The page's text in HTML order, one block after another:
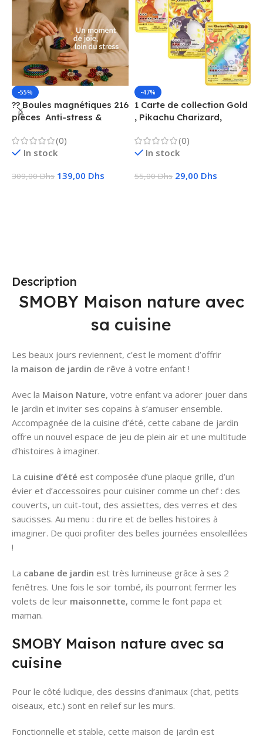
-55%
?? Boules magnétiques 216
pièces  Anti-stress &
(0)
In stock
309,00Dhs 139,00 Dhs
-47%
1 Carte de collection Gold
, Pikachu Charizard,
(0)
In stock
55,00Dhs 29,00 Dhs
Description
SMOBY Maison nature avec
sa cuisine
Les beaux jours reviennent, c’est le moment d’offrir
la maison de jardin de rêve à votre enfant !
Avec la Maison Nature, votre enfant va adorer jouer dans
le jardin et inviter ses copains à s’amuser ensemble.
Accompagnée de la cuisine d’été, cette cabane de jardin
offre un nouvel espace de jeu de plein air et une multitude
d’histoires à imaginer.
La cuisine d’été est composée d’une plaque grille, d’un
évier et d’accessoires pour cuisiner comme un chef : des
couverts, un cuit-tout, des assiettes, des verres et des
saucisses. Au menu : du rire et de belles histoires à
imaginer. De quoi profiter des belles journées ensoleillées
!
La cabane de jardin est très lumineuse grâce à ses 2
fenêtres. Une fois le soir tombé, ils pourront fermer les
volets de leur maisonnette, comme le font papa et
maman.
SMOBY Maison nature avec sa
cuisine
Pour le côté ludique, des dessins d’animaux (chat, petits
oiseaux, etc.) sont en relief sur les murs.
Fonctionnelle et stable, cette maison de jardin est